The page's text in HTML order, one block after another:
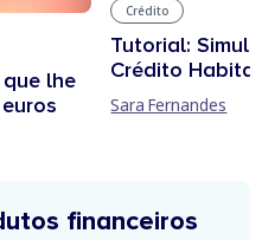
lhe
Crédito
Tutorial:
Crédito
Sara Fernandes
financeiros